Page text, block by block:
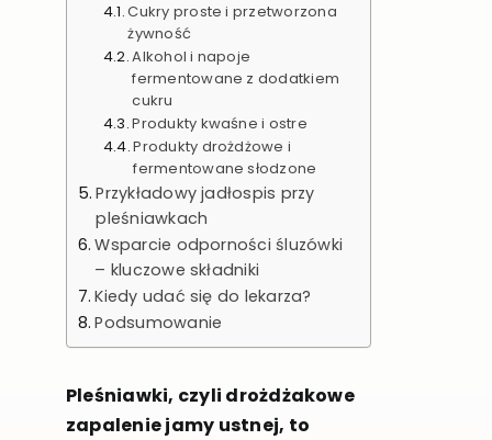
Cukry proste i przetworzona
żywność
Alkohol i napoje
fermentowane z dodatkiem
cukru
Produkty kwaśne i ostre
Produkty drożdżowe i
fermentowane słodzone
Przykładowy jadłospis przy
pleśniawkach
Wsparcie odporności śluzówki
– kluczowe składniki
Kiedy udać się do lekarza?
Podsumowanie
Pleśniawki, czyli drożdżakowe
zapalenie jamy ustnej, to